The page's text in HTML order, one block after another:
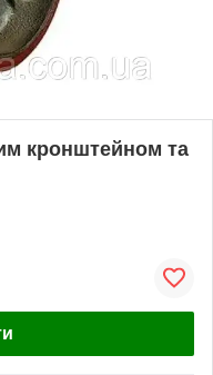
кронштейном та